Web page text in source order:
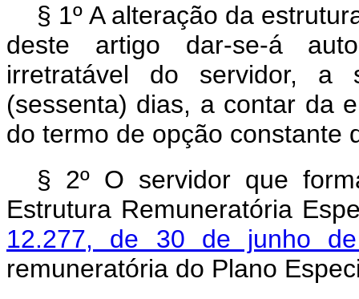
§ 1º A alteração da
deste artigo dar-se-á
irretratável do servidor,
(sessenta) dias, a contar da
do termo de opção constante
§ 2º O servidor que
Estrutura Remuneratória
12.277, de 30 de junho
remuneratória do Plano